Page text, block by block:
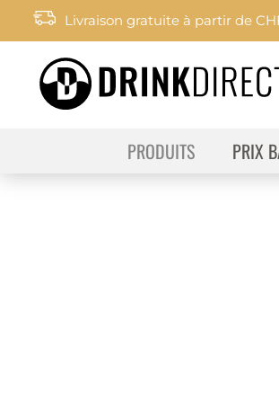
Livraison gratuite à partir de
PRODUITS PRIX